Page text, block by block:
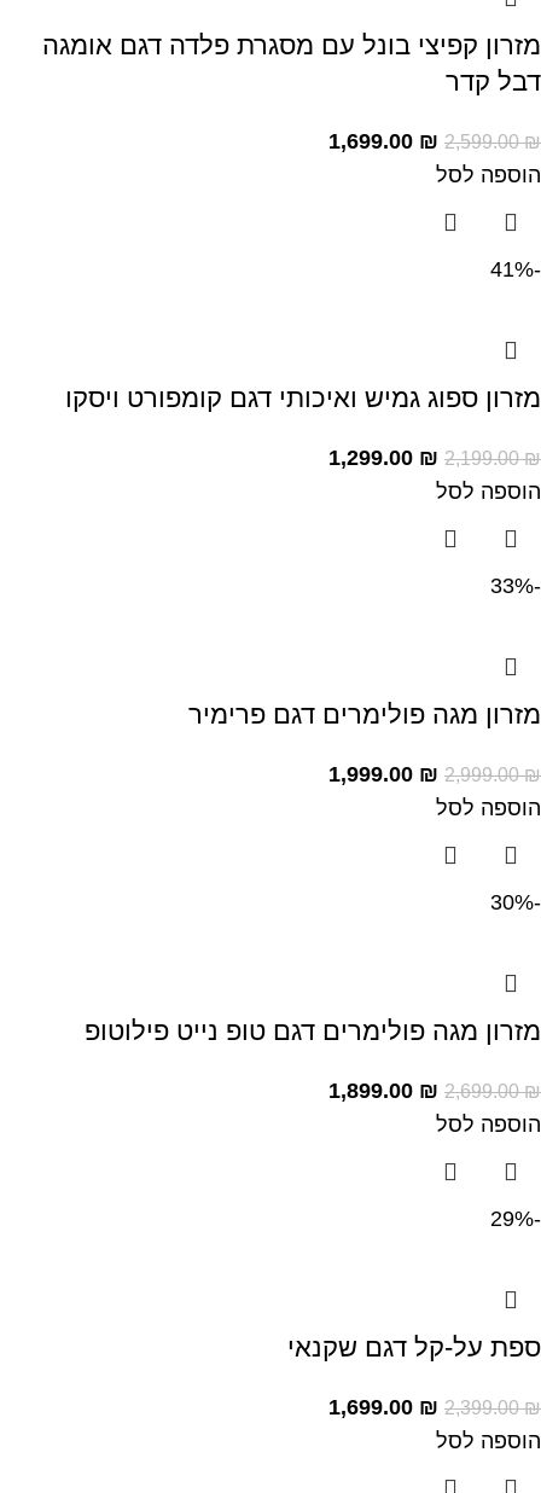
מזרון קפיצי בונל עם מסגרת פלדה דגם אומגה
דבל קדר
2,599.00₪
1,699.00 ₪
הוספה לסל
-41%
מזרון ספוג גמיש ואיכותי דגם קומפורט ויסקו
2,199.00₪
1,299.00 ₪
הוספה לסל
-33%
מזרון מגה פולימרים דגם פרימיר
2,999.00₪
1,999.00 ₪
הוספה לסל
-30%
מזרון מגה פולימרים דגם טופ נייט פילוטופ
2,699.00₪
1,899.00 ₪
הוספה לסל
-29%
ספת על-קל דגם שקנאי
2,399.00₪
1,699.00 ₪
הוספה לסל